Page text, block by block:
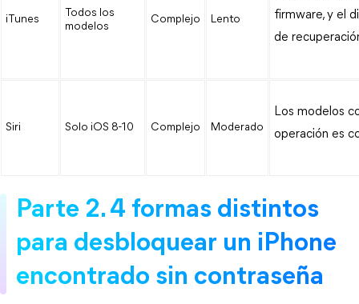
iTunes
Todos los
modelos
Complejo Lento
firmware, y el
de
Siri Solo iOS 8-10 Complejo Moderado
Los modelos
operación es
Parte 2. 4 formas distintos
para desbloquear un iPhone
encontrado sin contraseña